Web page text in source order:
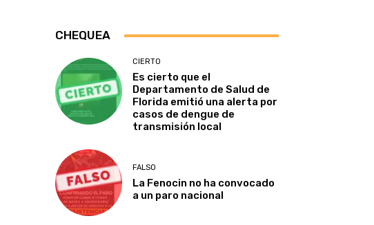
CHEQUEA
CIERTO
Es cierto que el
Departamento de Salud de
Florida emitió una alerta por
casos de dengue de
transmisión local
FALSO
La Fenocin no ha convocado
a un paro nacional